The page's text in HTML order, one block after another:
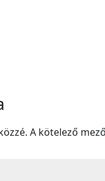
A kötelező